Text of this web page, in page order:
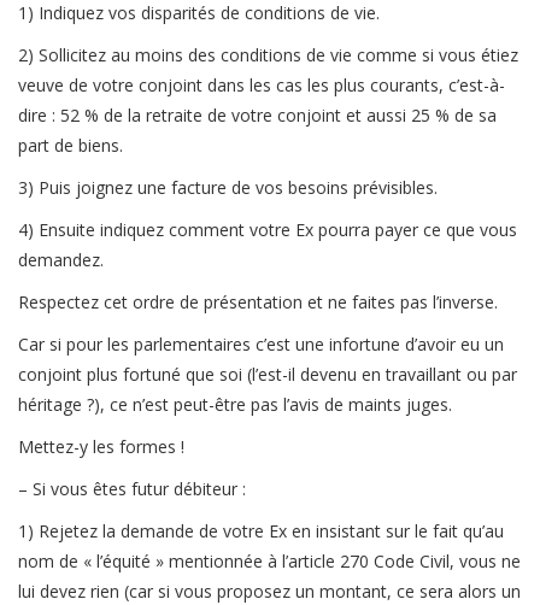
1) Indiquez vos disparités de conditions de vie.
2) Sollicitez au moins des conditions de vie comme si vous étiez
veuve de votre conjoint dans les cas les plus courants, c’est-à-
dire : 52 % de la retraite de votre conjoint et aussi 25 % de sa
part de biens.
3) Puis joignez une facture de vos besoins prévisibles.
4) Ensuite indiquez comment votre Ex pourra payer ce que vous
demandez.
Respectez cet ordre de présentation et ne faites pas l’inverse.
Car si pour les parlementaires c’est une infortune d’avoir eu un
conjoint plus fortuné que soi (l’est-il devenu en travaillant ou par
héritage ?), ce n’est peut-être pas l’avis de maints juges.
Mettez-y les formes !
– Si vous êtes futur débiteur :
1) Rejetez la demande de votre Ex en insistant sur le fait qu’au
nom de « l’équité » mentionnée à l’article 270 Code Civil, vous ne
lui devez rien (car si vous proposez un montant, ce sera alors un